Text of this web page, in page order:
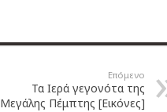
Επόμενο
Τα Ιερά γεγονότα της
Μεγάλης Πέμπτης [Εικόνες]